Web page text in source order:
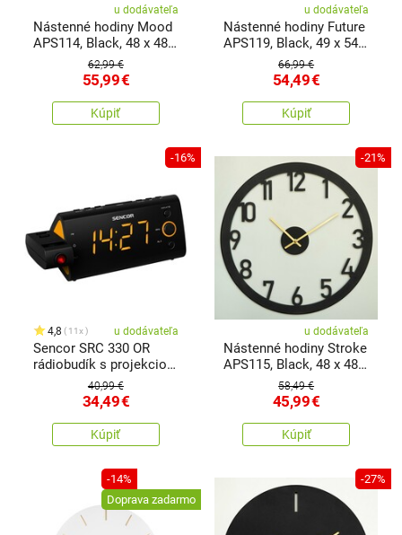
u dodávateľa
Nástenné hodiny Mood
APS114, Black, 48 x 48
62,99 €
55,99€
Kúpiť
u dodávateľa
Nástenné hodiny Future
APS119, Black, 49 x 54
66,99 €
54,49€
Kúpiť
-16%
4,8 11x u dodávateľa
Sencor SRC 330 OR
rádiobudík s projekciou,
40,99 €
34,49€
Kúpiť
-21%
u dodávateľa
Nástenné hodiny Stroke
APS115, Black, 48 x 48
58,49 €
45,99€
Kúpiť
-14%
Doprava zadarmo
-27%